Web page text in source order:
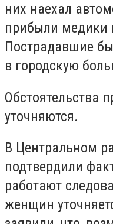
них наехал
прибыли медики
Пострадавшие
в городскую
Обстоятельства
уточняются.
В Центральном
подтвердили
работают
женщин